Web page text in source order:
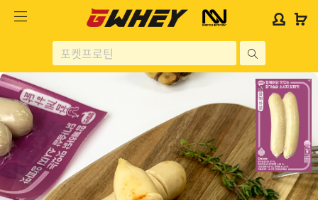
단백질분류
노르테크
지웨이 시리즈
사
이
트
로
사
로
고
로
젯
문
구
로
젯
문
구
search